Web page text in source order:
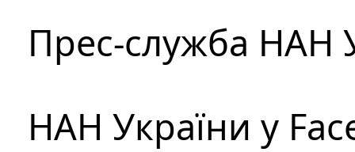
Прес-служба НАН
НАН України у